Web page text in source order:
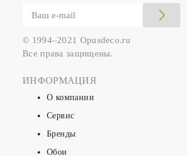
© 1994–2021 Opusdeco.ru
Все права защищены.
ИНФОРМАЦИЯ
О компании
Сервис
Бренды
Обои